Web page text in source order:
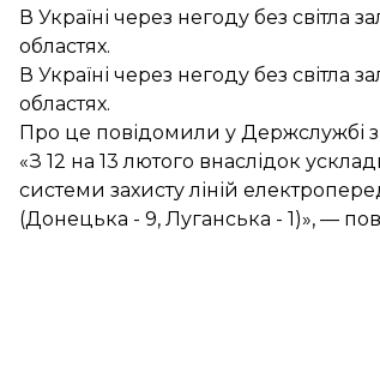
В Україні через негоду без світла
областях.
В Україні через негоду без світла
областях.
Про це повідомили у Держслужбі
«З 12 на 13 лютого внаслідок
системи захисту ліній
(Донецька - 9, Луганська - 1)», —